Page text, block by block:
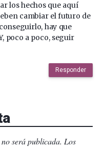
los hechos que aquí
cambiar el futuro de
hay que
poco a poco, seguir
Responder
será publicada. Los